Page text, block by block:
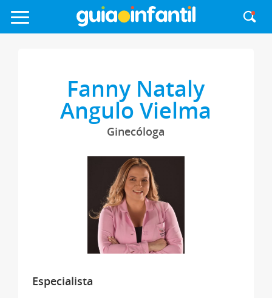
Fanny Nataly
Angulo Vielma
Ginecóloga
Especialista